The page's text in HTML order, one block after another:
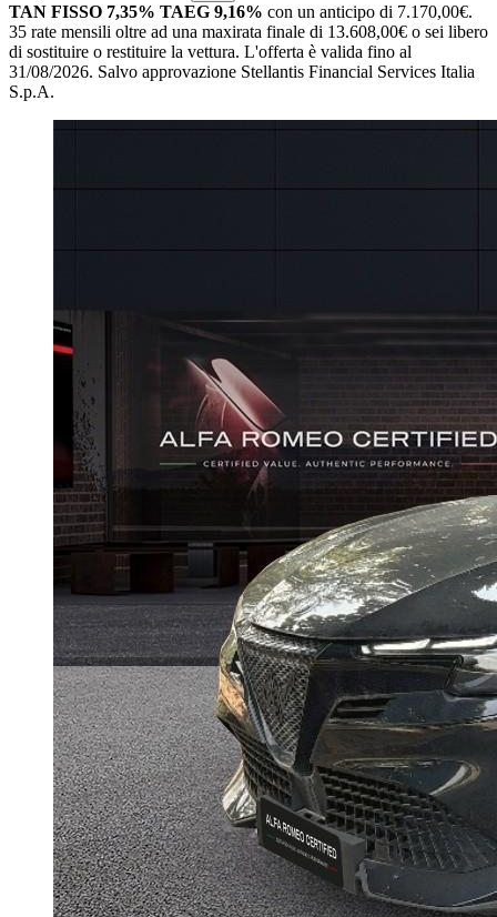
TAN FISSO 7,35% TAEG 9,16% con un anticipo di 7.170,00€.
35 rate mensili oltre ad una maxirata finale di 13.608,00€ o sei libero
di sostituire o restituire la vettura. L'offerta è valida fino al
31/08/2026. Salvo approvazione Stellantis Financial Services Italia
S.p.A.